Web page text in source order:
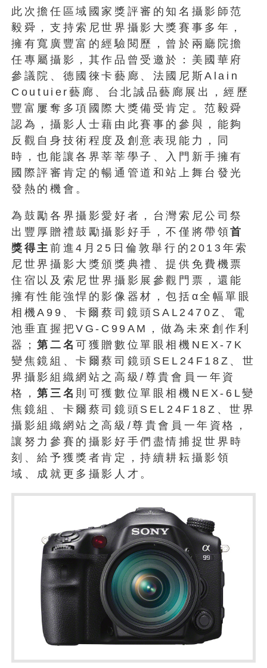
此次擔任區域國家獎評審的知名攝影師范
毅舜，支持索尼世界攝影大獎賽事多年，
擁有寬廣豐富的經驗閱歷，曾於兩廳院擔
任專屬攝影，其作品曾受邀於：美國華府
參議院、德國徠卡藝廊、法國尼斯Alain
Coutuier藝廊、台北誠品藝廊展出，經歷
豐富屢奪多項國際大獎備受肯定。范毅舜
認為，攝影人士藉由此賽事的參與，能夠
反觀自身技術程度及創意表現能力，同
時，也能讓各界莘莘學子、入門新手擁有
國際評審肯定的暢通管道和站上舞台發光
發熱的機會。
為鼓勵各界攝影愛好者，台灣索尼公司祭
出豐厚贈禮鼓勵攝影好手，不僅將帶領首
獎得主 前進4月25日倫敦舉行的2013年索
尼世界攝影大獎頒獎典禮、提供免費機票
住宿以及索尼世界攝影展參觀門票，還能
擁有性能強悍的影像器材，包括α全幅單眼
相機A99、卡爾蔡司鏡頭SAL2470Z、電
池垂直握把VG-C99AM，做為未來創作利
器；第二名可獲贈數位單眼相機NEX-7K
變焦鏡組、卡爾蔡司鏡頭SEL24F18Z、世
界攝影組織網站之高級/尊貴會員一年資
格，第三名 則可獲數位單眼相機NEX-6L變
焦鏡組、卡爾蔡司鏡頭SEL24F18Z、世界
攝影組織網站之高級/尊貴會員一年資格，
讓努力參賽的攝影好手們盡情捕捉世界時
刻、給予獲獎者肯定，持續耕耘攝影領
域、成就更多攝影人才。